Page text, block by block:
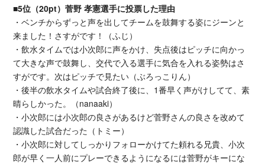
■5位（20pt）菅野 孝憲選手に投票した理由
・ベンチからずっと声を出してチームを鼓舞する姿にジーンと
来ました！さすがです！（ふじ）
・飲水タイムでは小次郎に声をかけ、失点後はピッチに向かっ
て大きな声で鼓舞し、交代で入る選手に気合を入れる姿勢はさ
すがです。次はピッチで見たい（ぶろっこりん）
・後半の飲水タイムや試合終了後に、1番早く声がけしてて、素
晴らしかった。（nanaaki）
・小次郎には小次郎の良さがあるけど菅野さんの良さを改めて
認識した試合だった（トミー）
・小次郎に対してしっかりフォローかけてた頼れる兄貴、小次
郎が早く一人前にプレーできるようになるには菅野がキーにな